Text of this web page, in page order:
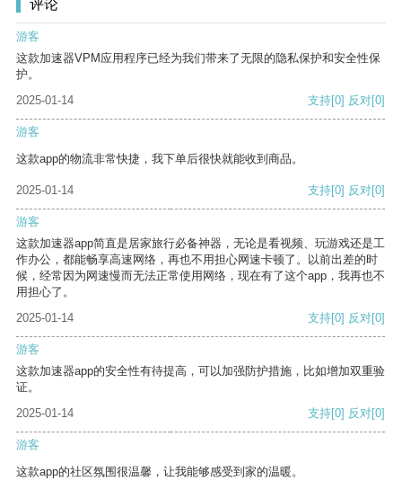
评论
游客
这款加速器VPM应用程序已经为我们带来了无限的隐私保护和安全性保
护。
2025-01-14
支持[0] 反对[0]
游客
这款app的物流非常快捷，我下单后很快就能收到商品。
2025-01-14 支持[0] 反对[0]
游客
这款加速器app简直是居家旅行必备神器，无论是看视频、玩游戏还是工
作办公，都能畅享高速网络，再也不用担心网速卡顿了。以前出差的时
候，经常因为网速慢而无法正常使用网络，现在有了这个app，我再也不
用担心了。
2025-01-14
支持[0] 反对[0]
游客
这款加速器app的安全性有待提高，可以加强防护措施，比如增加双重验
证。
2025-01-14
支持[0] 反对[0]
游客
这款app的社区氛围很温馨，让我能够感受到家的温暖。